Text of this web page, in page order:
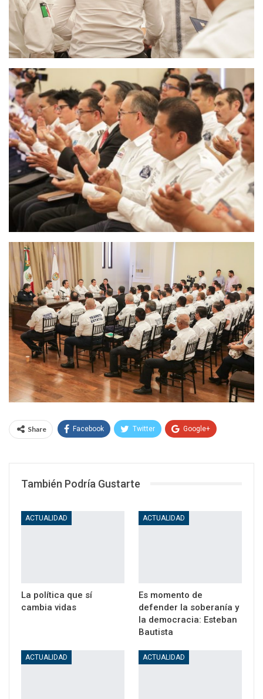
Share Facebook Twitter Google+
También Podría Gustarte
ACTUALIDAD
La política que sí
cambia vidas
ACTUALIDAD
Es momento de
defender la soberanía y
la democracia: Esteban
Bautista
ACTUALIDAD ACTUALIDAD